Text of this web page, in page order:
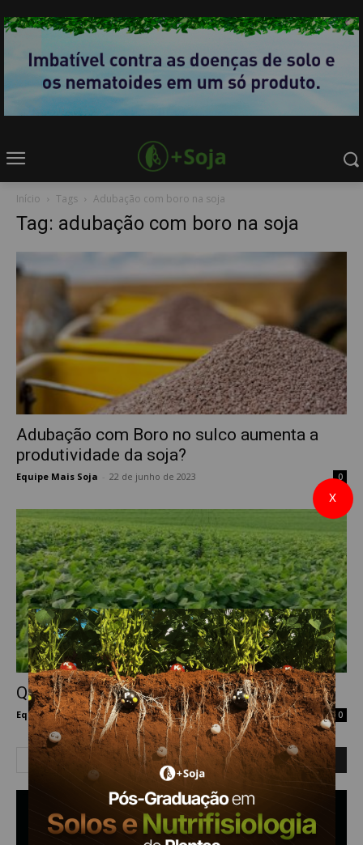
Início Tags Adubação com boro na soja
Tag: adubação com boro na soja
Adubação com Boro no sulco aumenta a
produtividade da soja?
Equipe Mais Soja 22 de junho de 2023 0
Quando aplicar Boro na soja?
Equipe Mais Soja - 12 de maio de 2023 0
X